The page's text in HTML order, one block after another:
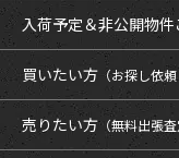
入荷予定＆非公開物件
買いたい方 （お探し依
売りたい方（無料出張